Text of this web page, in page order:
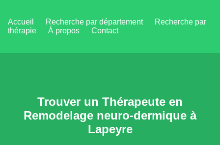
Accueil Recherche par département
Recherche par
thérapie
À propos Contact
Trouver un Thérapeute en
Remodelage neuro-dermique à
Lapeyre